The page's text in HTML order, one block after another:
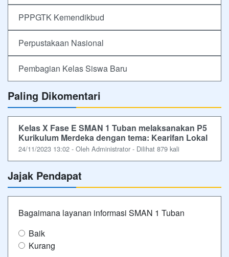
PPPGTK Kemendikbud
Perpustakaan Nasional
Pembagian Kelas Siswa Baru
Paling Dikomentari
Kelas X Fase E SMAN 1 Tuban melaksanakan P5
Kurikulum Merdeka dengan tema: Kearifan Lokal
24/11/2023 13:02 - Oleh Administrator - Dilihat 879 kali
Jajak Pendapat
Bagaimana layanan informasi SMAN 1 Tuban
Baik
Kurang